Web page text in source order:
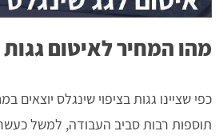
מהו המחיר לאיטום
כפי שציינו גגות בציפוי שינגלס יוצאים
תוספות רבות סביב העבודה, למשל